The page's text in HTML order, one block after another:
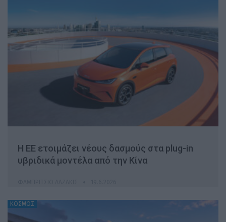
Η ΕΕ ετοιμάζει νέους δασμούς στα plug-in
υβριδικά μοντέλα από την Κίνα
ΚΟΣΜΟΣ